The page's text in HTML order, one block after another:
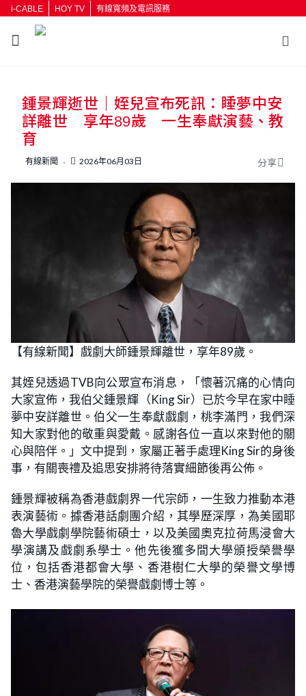
i-CABLE HOY TV 有線寬頻及電訊服務
按輸入鍵開始搜尋
鍾景輝逝世｜姪兒宣布死訊：睡夢中安
詳離世 享年89歲 一生奉獻演藝、教
育
有線新聞 2026年06月03日 分享
【有線新聞】戲劇大師鍾景輝離世，享年89歲。
其姪兒透過TVB向公眾宣布消息，「懷著沉痛的心情向
大家宣佈，我伯父鍾景輝（King Sir）已於今早在家中睡
夢中安詳離世。伯父一生奉獻戲劇，桃李滿門，我們深
知大家對他的敬重與愛戴。感謝各位一直以來對他的關
心與陪伴。」文中提到，家屬正著手處理King Sir的身後
事，有關喪禮及追思安排將待落實細節後再公佈。
鍾景輝被稱為香港戲劇界一代宗師，一生致力推動本港
表演藝術。據香港話劇團介紹，其學歷深厚，為美國耶
魯大學戲劇學院藝術碩士，以及美國奧克拉荷馬浸會大
學演講及戲劇系學士。他先後獲多間大學頒授榮譽學
位，包括香港都會大學、香港樹仁大學的榮譽文學博
士、香港演藝學院的榮譽戲劇博士等。